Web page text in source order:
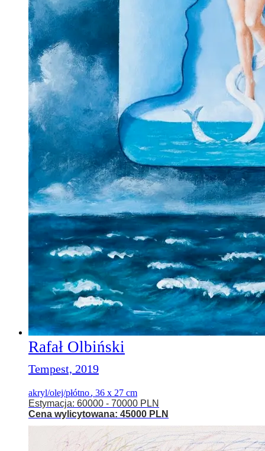
Rafał Olbiński
Tempest, 2019
akryl/olej/płótno, 36 x 27 cm
Estymacja: 60000 - 70000 PLN
Cena wylicytowana: 45000 PLN